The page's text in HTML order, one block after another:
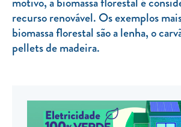
TARIFA SOCIAL
APP MOBILE
CONTADORES ELÉTRICOS
PRÉMIOS
EFICIÊNCIA ENERGÉTICA
recurso renovável. Os exemplos
biomassa florestal são a lenha, o
pellets de madeira.